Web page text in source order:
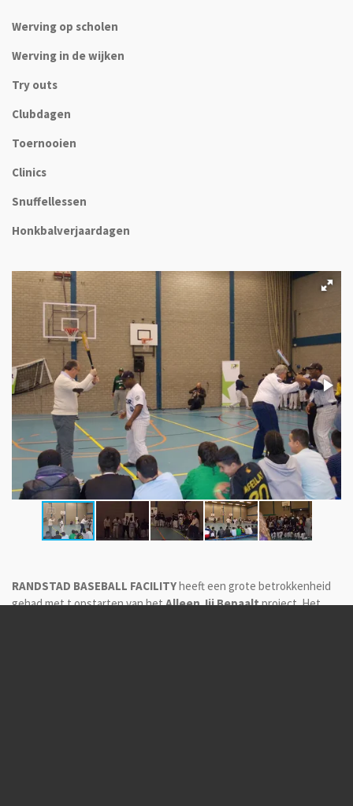
Werving op scholen
Werving in de wijken
Try outs
Clubdagen
Toernooien
Clinics
Snuffellessen
Honkbalverjaardagen
RANDSTAD BASEBALL FACILITYheeft een grote betrokkenheid
gehad met t opstarten van hetAlleen Jij Bepaaltproject. Het